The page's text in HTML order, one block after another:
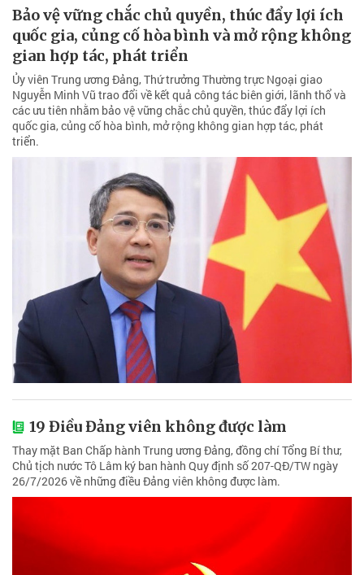
Bảo vệ vững chắc chủ quyền, thúc đẩy lợi ích
quốc gia, củng cố hòa bình và mở rộng không
gian hợp tác, phát triển
Ủy viên Trung ương Đảng, Thứ trưởng Thường trực Ngoại giao
Nguyễn Minh Vũ trao đổi về kết quả công tác biên giới, lãnh thổ và
các ưu tiên nhằm bảo vệ vững chắc chủ quyền, thúc đẩy lợi ích
quốc gia, củng cố hòa bình, mở rộng không gian hợp tác, phát
triển.
19 Điều Đảng viên không được làm
Thay mặt Ban Chấp hành Trung ương Đảng, đồng chí Tổng Bí thư,
Chủ tịch nước Tô Lâm ký ban hành Quy định số 207-QĐ/TW ngày
26/7/2026 về những điều Đảng viên không được làm.